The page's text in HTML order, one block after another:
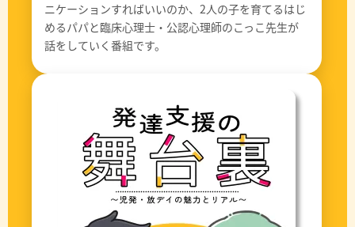
ニケーションすればいいのか、2人の子を育てるはじ
めるパパと臨床心理士・公認心理師のこっこ先生が
話をしていく番組です。